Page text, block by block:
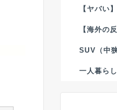
【ヤバい
【海外の
SUV（中
一人暮ら